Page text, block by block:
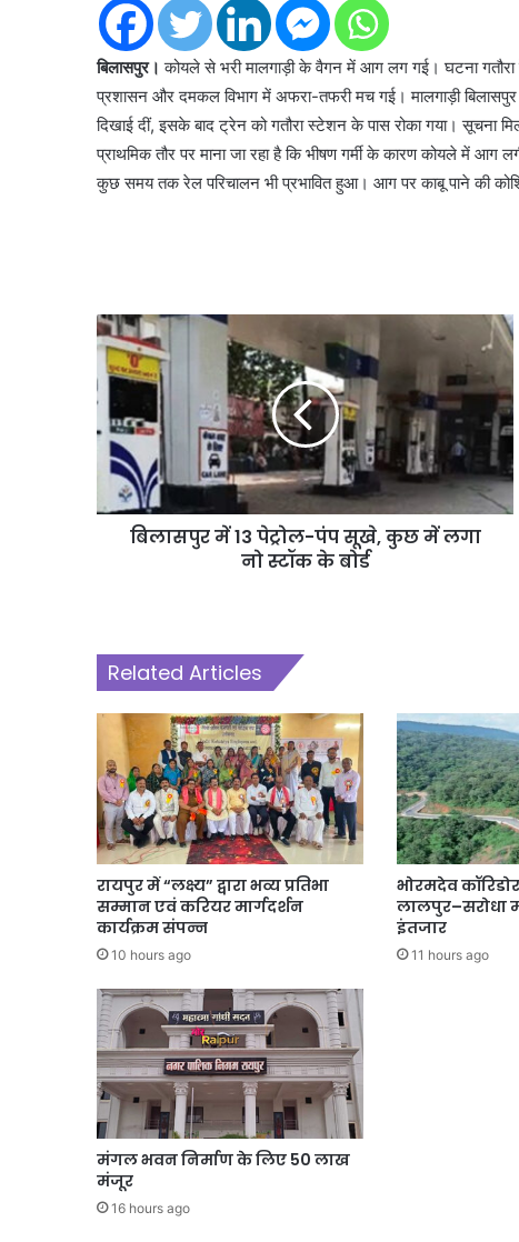
बिलासपुर।कोयले से भरी मालगाड़ी के वैगन में आग लग गई। घटना
प्रशासन और दमकल विभाग में अफरा-तफरी मच गई। मालगाड़ी
दिखाई दीं, इसके बाद ट्रेन को गतौरा स्टेशन के पास रोका गया।
प्राथमिक तौर पर माना जा रहा है कि भीषण गर्मी के कारण कोयले में
कुछ समय तक रेल परिचालन भी प्रभावित हुआ। आग पर काबू पाने की
बिलासपुर में 13 पेट्रोल-पंप सूखे, कुछ में लगा
नो स्टॉक के बोर्ड
Related Articles
रायपुर में “लक्ष्य” द्वारा भव्य प्रतिभा
सम्मान एवं करियर मार्गदर्शन
कार्यक्रम संपन्न
10 hours ago
भोरमदेव
लालपुर–सरोधा
इंतजार
11 hours ago
मंगल भवन निर्माण के लिए 50 लाख
मंजूर
16 hours ago